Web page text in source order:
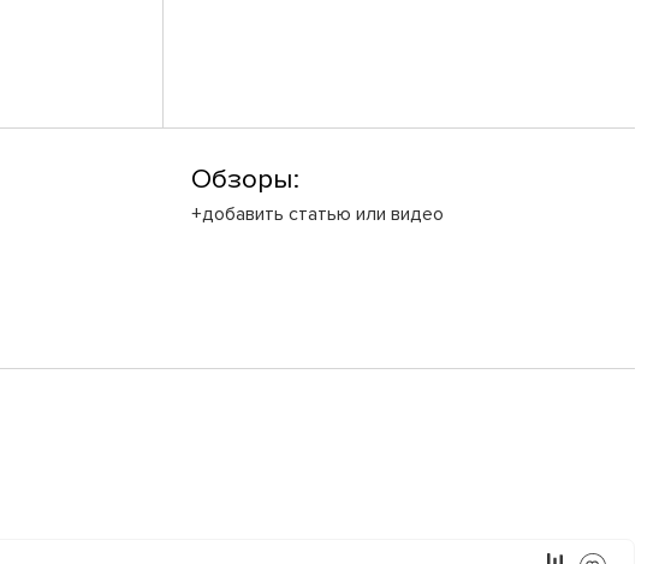
Обзоры:
+добавить статью или видео